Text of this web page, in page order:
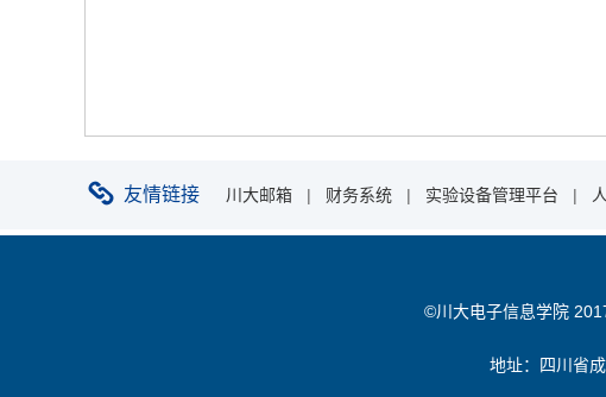
友情链接 川大邮箱 | 财务系统 | 实验设备管理平台 |
©川大电子信息学院
地址：四川省